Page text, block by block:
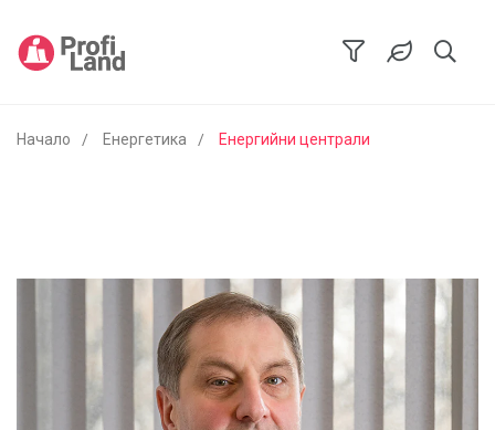
Начало Енергетика Енергийни централи